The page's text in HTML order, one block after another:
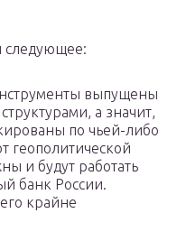
следующее:
выпущены
а значит,
по чьей-либо
геополитической
и будут работать
банк России.
крайне